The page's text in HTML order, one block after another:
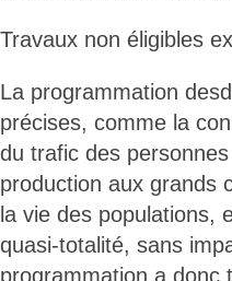
Travaux non éligibles
La programmation
précises, comme la
du trafic des
production aux grands
la vie des populations,
quasi-totalité, sans
programmation a donc